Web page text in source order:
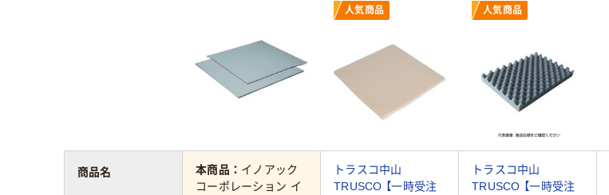
人気商品 人気商品
本商品： イノアック
コーポレーション イ
トラスコ中山
TRUSCO 【一時受注
トラスコ中山
TRUSCO 【一時受注
商品名